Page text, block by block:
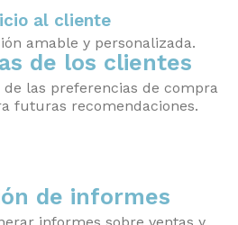
al cliente
amable y personalizada.
de los clientes
las preferencias de compra
futuras recomendaciones.
de informes